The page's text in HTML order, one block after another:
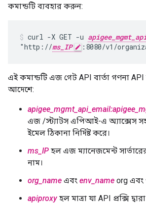
কমান্ডটি ব্যবহার করুন:
curl -X GET -u
"http://ms_IP :8080/v1/
এই কমান্ডটি এজ গেট API বার্তা গণনা
আদেশে:
এজ /স্ট্যাটস এপিআই-এ অ্যাক্সেস
ইমেল ঠিকানা নির্দিষ্ট করে।
ms_IP হল এজ ম্যানেজমেন্ট
নাম।
org_name এবং env_name org এবং
apiproxy হল মাত্রা যা API প্রক্সি